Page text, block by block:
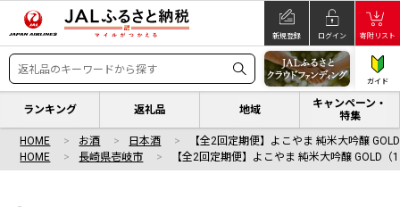
新規登録 ログイン 寄附リスト
ガイド
ランキング 返礼品 地域
キャンペーン・
特集
HOME お酒 日本酒
【全2回定期便】よこやま 純米大吟醸
HOME
長崎県壱岐市 【全2回定期便】よこやま 純米大吟醸 GOLD（